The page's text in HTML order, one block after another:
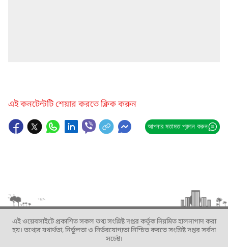
এই কনটেন্টটি শেয়ার করতে ক্লিক করুন
আপনার মতামত প্রদান করুন
এই ওয়েবসাইটে প্রকাশিত সকল তথ্য সংশ্লিষ্ট দপ্তর কর্তৃক নিয়মিত হালনাগাদ করা
হয়। তথ্যের যথার্থতা, নির্ভুলতা ও নির্ভরযোগ্যতা নিশ্চিত করতে সংশ্লিষ্ট দপ্তর সর্বদা
সচেষ্ট।